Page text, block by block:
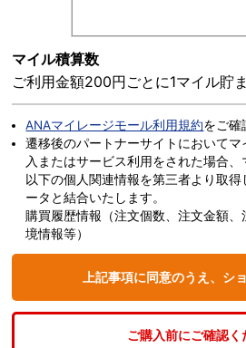
マイル積算数
ご利用金額200円ごとに1マイル貯ま
ANAマイレージモール利用規約をご確
遷移後のパートナーサイトにおいて
入またはサービス利用をされた場合、
以下の個人関連情報を第三者より取
ータと結合いたします。
購買履歴情報（注文個数、注文金額
境情報等）
上記事項に同意のうえ、シ
ご購入前にご確認く